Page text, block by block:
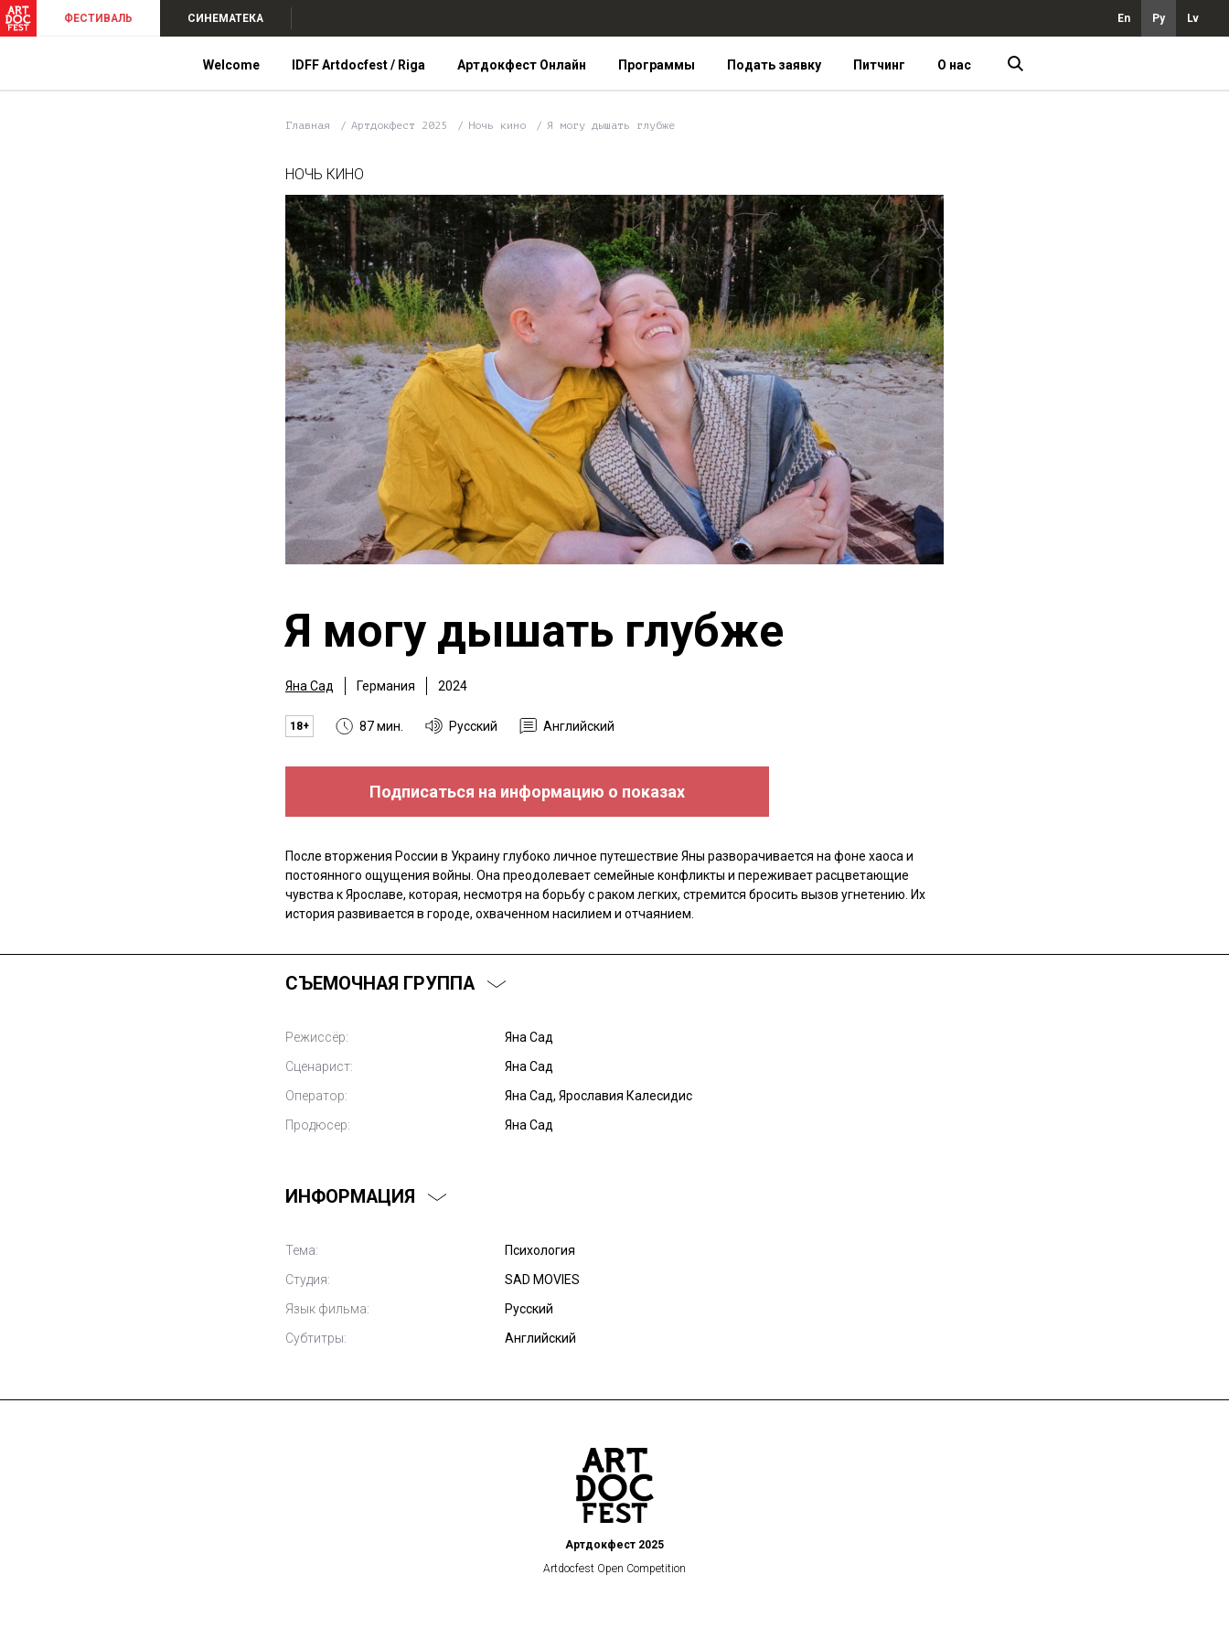
ФЕСТИВАЛЬ СИНЕМАТЕКА En Ру Lv
Welcome IDFF Artdocfest / Riga Артдокфест Онлайн Программы Подать заявку Питчинг О нас
Главная Артдокфест 2025 Ночь кино Я могу дышать глубже
НОЧЬ КИНО
Я могу дышать глубже
Яна Сад Германия 2024
18+ 87 мин. Русский Английский
Подписаться на информацию о показах
После вторжения России в Украину глубоко личное путешествие Яны разворачивается на фоне хаоса и
постоянного ощущения войны. Она преодолевает семейные конфликты и переживает расцветающие
чувства к Ярославе, которая, несмотря на борьбу с раком легких, стремится бросить вызов угнетению. Их
история развивается в городе, охваченном насилием и отчаянием.
СЪЕМОЧНАЯ ГРУППА
Режиссёр:
Яна Сад
Сценарист:
Яна Сад
Оператор:
Яна Сад, Ярославия Калесидис
Продюсер:
Яна Сад
ИНФОРМАЦИЯ
Тема:
Психология
Студия:
SAD MOVIES
Язык фильма:
Русский
Субтитры:
Английский
Артдокфест 2025
Artdocfest Open Competition